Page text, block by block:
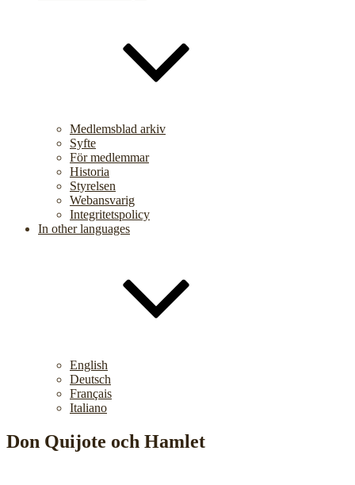
Medlemsblad arkiv
Syfte
För medlemmar
Historia
Styrelsen
Webansvarig
Integritetspolicy
In other languages
English
Deutsch
Français
Italiano
Don Quijote och Hamlet